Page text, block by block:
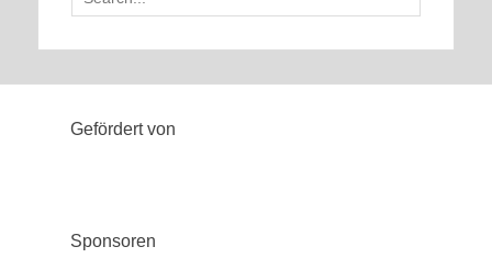
for:
Gefördert von
Sponsoren